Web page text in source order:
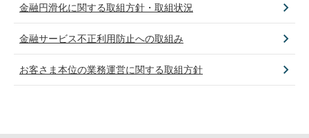
金融円滑化に関する取組方針・取組状況
金融サービス不正利用防止への取組み
お客さま本位の業務運営に関する取組方針